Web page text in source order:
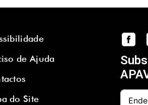
de Ajuda
do Site